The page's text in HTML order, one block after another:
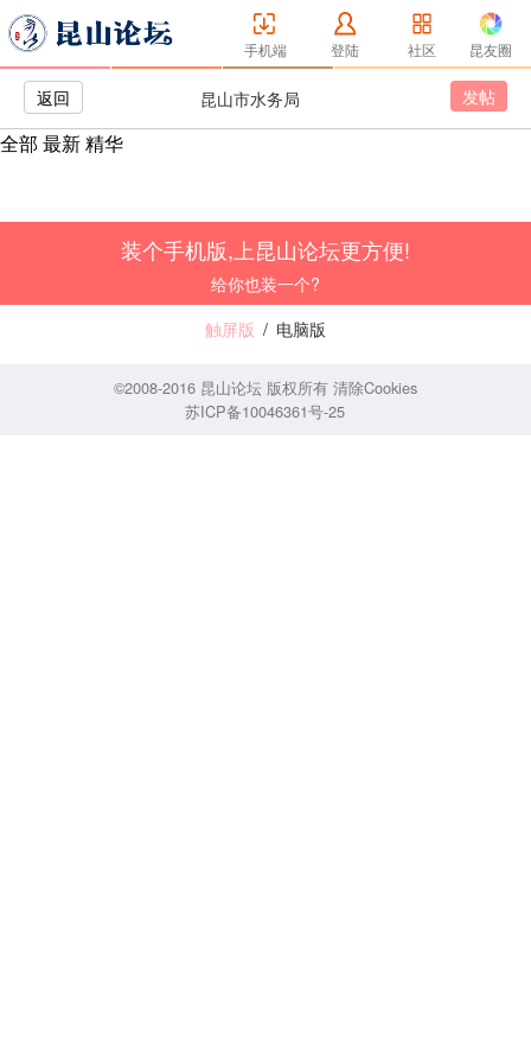
手机端 登陆 社区 昆友圈
返回 昆山市水务局 发帖
全部 最新精华
装个手机版,上昆山论坛更方便!
给你也装一个?
触屏版 / 电脑版
©2008-2016 昆山论坛 版权所有 清除Cookies
苏ICP备10046361号-25